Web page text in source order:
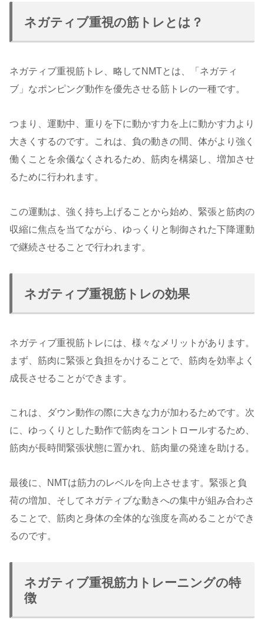
ネガティブ重視の筋トレとは？
ネガティブ重視筋トレ、略してNMTとは、「ネガティ
ブ」なポンピング動作を優先させる筋トレの一種です。
つまり、運動中、重りを下に動かす力を上に動かす力より
大きくするのです。これは、負の動きの間、体がより強く
働くことを余儀なくされるため、筋肉を構築し、増加させ
るために行われます。
この運動は、強く持ち上げることから始め、緊張と筋肉の
収縮に焦点を当てながら、ゆっくりと制御された下降運動
で継続させることで行われます。
ネガティブ重視筋トレの効果
ネガティブ重視筋トレには、様々なメリットがあります。
まず、筋肉に緊張と負担をかけることで、筋肉を効率よく
成長させることができます。
これは、ダウン動作の際に大きな力が加わるためです。次
に、ゆっくりとした動作で筋肉をコントロールするため、
筋肉が長時間緊張状態に置かれ、筋肉量の発達を助ける。
最後に、NMTは筋力のレベルを向上させます。緊張と負
荷の増加、そしてネガティブな動きへの集中が組み合わさ
ることで、筋肉と身体の全体的な強度を高めることができ
るのです。
ネガティブ重視筋力トレーニングの特
徴